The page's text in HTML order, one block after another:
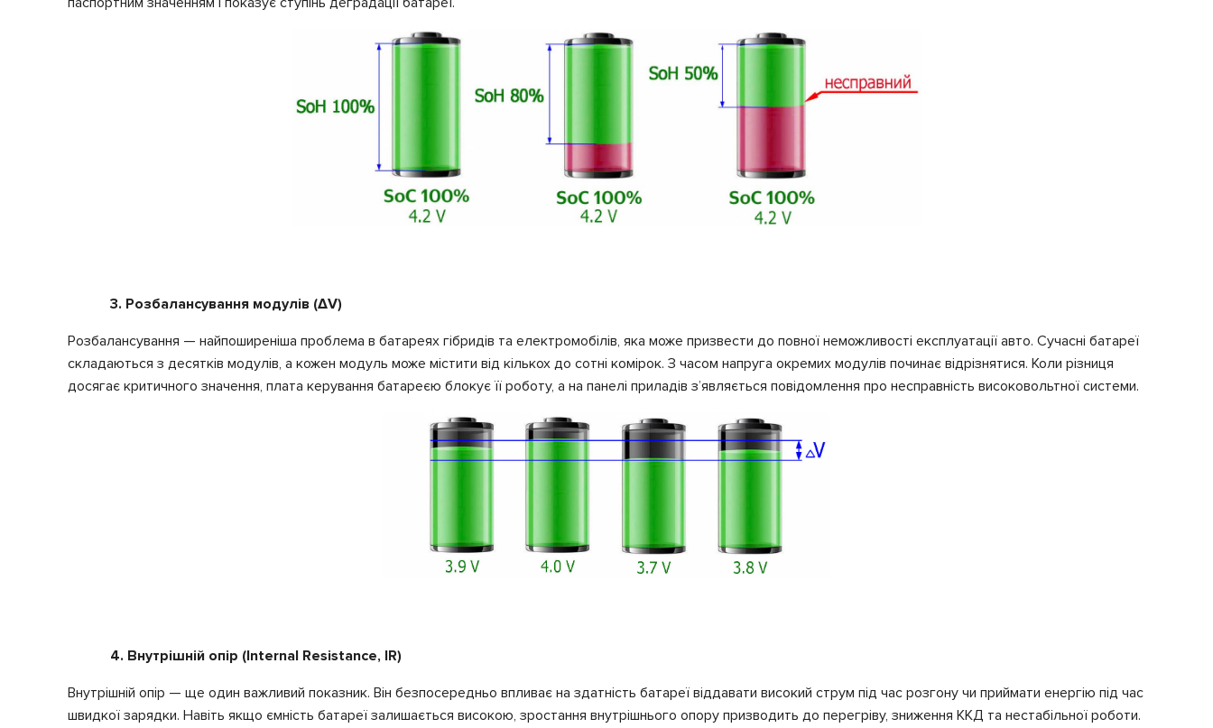
3. Розбалансування модулів (ΔV)
Розбалансування — найпоширеніша проблема в батареях гібридів та електромобілів, яка може призвести до повної неможливості експлуатації авто. Сучасні батареї
складаються з десятків модулів, а кожен модуль може містити від кількох до сотні комірок. З часом напруга окремих модулів починає відрізнятися. Коли різниця
досягає критичного значення, плата керування батареєю блокує її роботу, а на панелі приладів з’являється повідомлення про несправність високовольтної системи.
4. Внутрішній опір (Internal Resistance, IR)
Внутрішній опір — ще один важливий показник. Він безпосередньо впливає на здатність батареї віддавати високий струм під час розгону чи приймати енергію під час
швидкої зарядки. Навіть якщо ємність батареї залишається високою, зростання внутрішнього опору призводить до перегріву, зниження ККД та нестабільної роботи.